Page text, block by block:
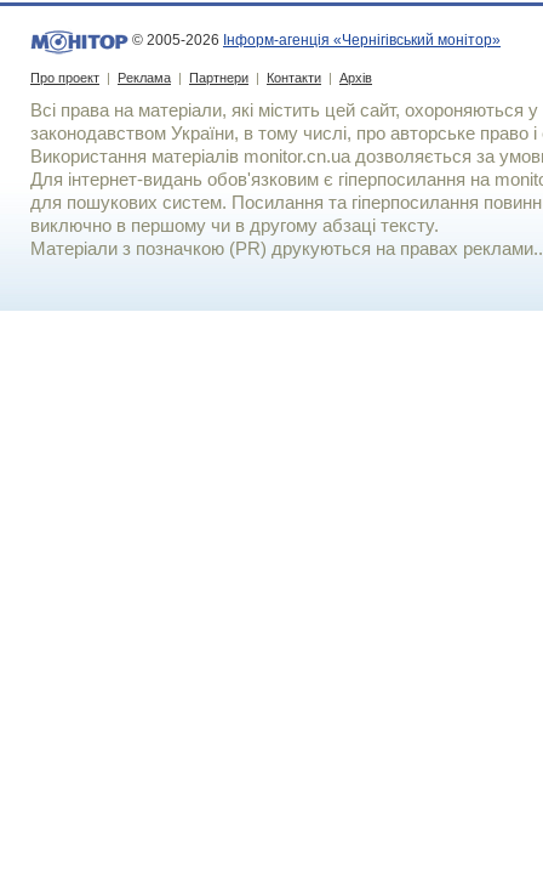
© 2005-2026 Інформ-агенція «Чернігівський монітор»
Про проект | Реклама | Партнери | Контакти | Архів
Всі права на матеріали, які містить цей сайт, охороняються у
законодавством України, в тому числі, про авторське право і
Використання матерiалiв monitor.cn.ua дозволяється за
Для iнтернет-видань обов'язковим є гiперпосилання на
для пошукових систем. Посилання та гіперпосилання
виключно в першому чи в другому абзаці тексту.
Матеріали з позначкою (PR) друкуються на правах реклами..